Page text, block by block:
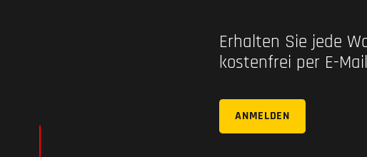
Erhalten Sie jede
kostenfrei per E-
ANMELDEN